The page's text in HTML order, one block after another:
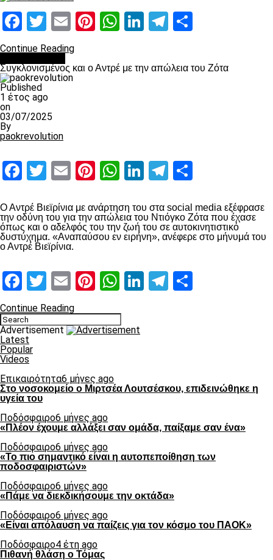
Facebook
Twitter
EmailPinterest
WhatsApp
LinkedIn
Telegram
Continue Reading
Συγκλονισμένος και ο Αντρέ με την απώλεια του Ζότα
Published
1 έτος ago
on
03/07/2025
By
paokrevolution
Facebook
Twitter
EmailPinterest
WhatsApp
LinkedIn
Telegram
Ο Αντρέ Βιεϊρίνια με ανάρτηση του στα social media εξέφρασε
την οδύνη του για την απώλεια του Ντιόγκο Ζότα που έχασε
όπως και ο αδελφός του την ζωή του σε αυτοκινητιστικό
δυστύχημα. «Αναπαύσου εν ειρήνη», ανέφερε στο μήνυμά του
ο Αντρέ Βιεϊρίνια.
Facebook
Twitter
EmailPinterest
WhatsApp
LinkedIn
Telegram
Continue Reading
Advertisement
Latest
Popular
Videos
Επικαιρότητα6 μήνες ago
Στο νοσοκομείο ο Μιρτσέα Λουτσέσκου, επιδεινώθηκε η
υγεία του
Ποδόσφαιρο6 μήνες ago
«Πλέον έχουμε αλλάξει σαν ομάδα, παίξαμε σαν ένα»
Ποδόσφαιρο6 μήνες ago
«Το πιο σημαντικό είναι η αυτοπεποίθηση των
ποδοσφαιριστών»
Ποδόσφαιρο6 μήνες ago
«Πάμε να διεκδικήσουμε την οκτάδα»
Ποδόσφαιρο6 μήνες ago
«Είναι απόλαυση να παίζεις για τον κόσμο του ΠΑΟΚ»
Ποδόσφαιρο4 έτη ago
Πιθανή θλάση ο Τόμας